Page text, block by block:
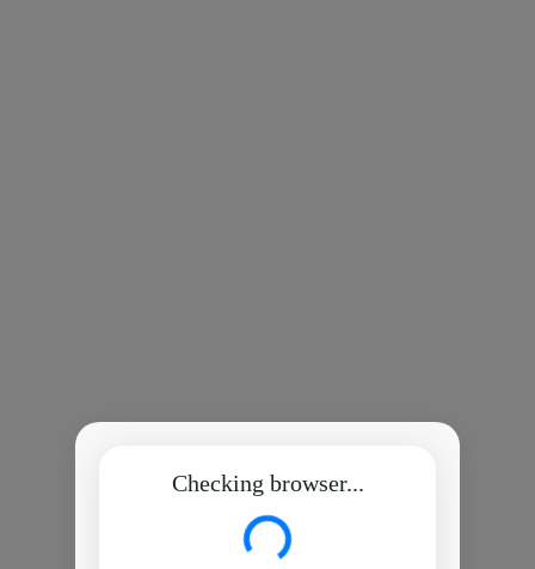
Checking browser...